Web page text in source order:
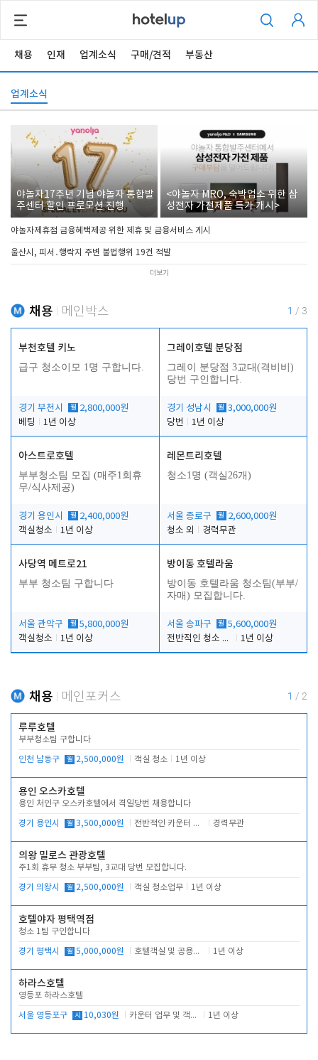
채용 인재 업계소식 구매/견적 부동산
업계소식
야놀자17주년 기념 야놀자 통합발
주센터 할인 프로모션 진행
<야놀자 MRO, 숙박업소 위한 삼
성전자 가전제품 특가 개시>
야놀자제휴점 금융혜택제공 위한 제휴 및 금융서비스 게시
울산시, 피서․행락지 주변 불법행위 19건 적발
더보기
채용 메인박스 1 / 3
부천호텔 키노
급구 청소이모 1명 구합니다.
경기 부천시 월 2,800,000원
베팅
1년 이상
그레이호텔 분당점
그레이 분당점 3교대(격비비)
당번 구인합니다.
경기 성남시 월 3,000,000원
당번
1년 이상
아스트로호텔
부부청소팀 모집 (매주1회휴
무/식사제공)
경기 용인시 월 2,400,000원
객실청소
1년 이상
레몬트리호텔
청소1명 (객실26개)
서울 종로구 월 2,600,000원
청소 외
경력무관
사당역 메트로21
부부 청소팀 구합니다
서울 관악구 월 5,800,000원
객실청소
1년 이상
방이동 호텔라움
방이동 호텔라움 청소팀(부부/
자매) 모집합니다.
서울 송파구 월 5,600,000원
전반적인 청소 업무(객실청소.객실정리)
1년 이상
채용 메인포커스 1 / 2
루루호텔
부부청소팀 구합니다
인천 남동구 월 2,500,000원 객실 청소 1년 이상
용인 오스카호텔
용인 처인구 오스카호텔에서 격일당번 채용합니다
경기 용인시 월 3,500,000원 전반적인 카운터 업무 경력무관
의왕 밀로스 관광호텔
주1회 휴무 청소 부부팀, 3교대 당번 모집합니다.
경기 의왕시 월 2,500,000원 객실 청소업무 1년 이상
호텔야자 평택역점
청소 1팀 구인합니다
경기 평택시 월 5,000,000원 호텔객실 및 공용시설 청소 관리 1년 이상
하라스호텔
영등포 하라스호텔
서울 영등포구 시 10,030원 카운터 업무 및 객실관리(청소상태 확인, 객실판매) 1년 이상